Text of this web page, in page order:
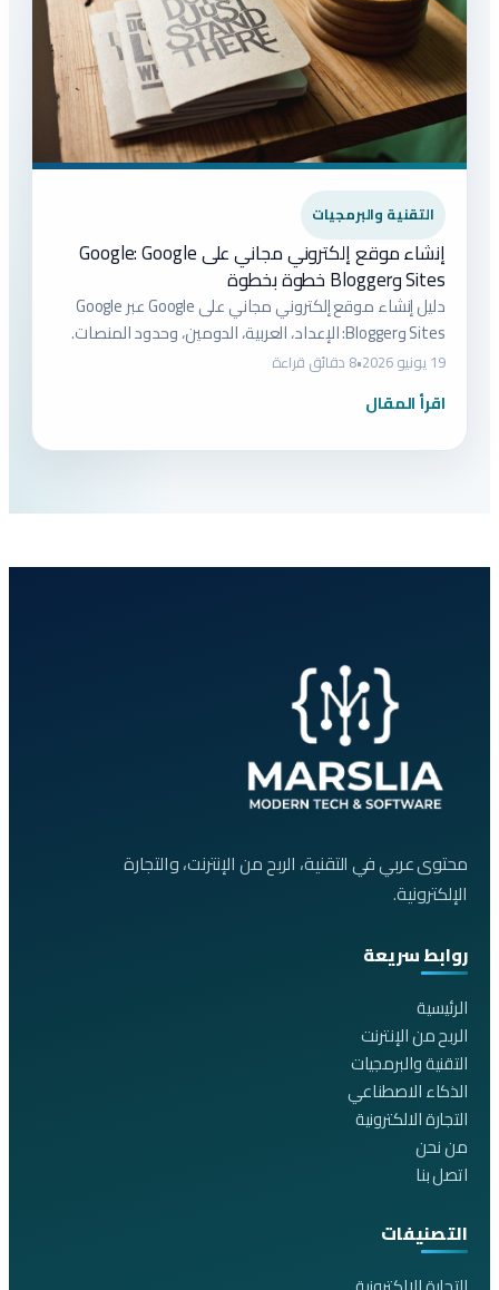
التقنية والبرمجيات
إنشاء موقع إلكتروني مجاني على Google: Google
Sites وBlogger خطوة بخطوة
دليل إنشاء موقع إلكتروني مجاني على Google عبر Google
Sites وBlogger: الإعداد، العربية، الدومين، وحدود المنصات.
19 يونيو 2026 •8 دقائق قراءة
اقرأ المقال
محتوى عربي في التقنية، الربح من الإنترنت، والتجارة
الإلكترونية.
روابط سريعة
الرئيسية
الربح من الإنترنت
التقنية والبرمجيات
الذكاء الاصطناعي
التجارة الالكترونية
من نحن
اتصل بنا
التصنيفات